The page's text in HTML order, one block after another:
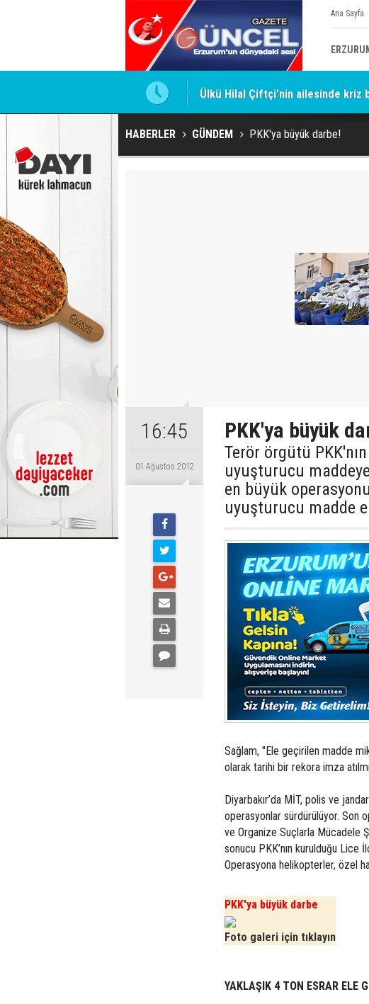
Ana Sayfa
Ülkü Hilal Çiftçi’nin ailesinde kriz
HABERLER GÜNDEM PKK'ya büyük darbe!
16:45
01 Ağustos 2012
PKK'ya büyük
Terör örgütü
uyuşturucu
en büyük
uyuşturucu madde
Sağlam, "Ele geçirilen madde
olarak tarihi bir rekora imza
Diyarbakır’da MİT, polis ve
operasyonlar sürdürülüyor. Son
ve Organize Suçlarla Mücadele
sonucu PKK’nın kurulduğu Lice
Operasyona helikopterler, özel
PKK'ya büyük darbe
Foto galeri için tıklayın
YAKLAŞIK 4 TON ESRAR ELE